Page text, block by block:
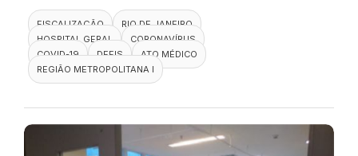
FISCALIZAÇÃO
RIO DE JANEIRO
HOSPITAL GERAL
CORONAVÍRUS
COVID-19
DEFIS
ATO MÉDICO
REGIÃO METROPOLITANA I